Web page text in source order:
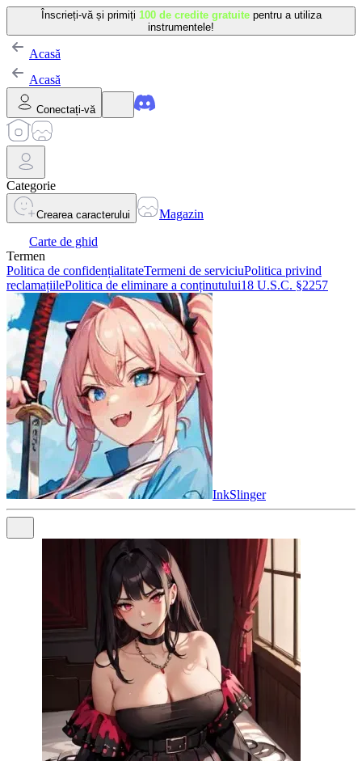
Înscrieți-vă și primiți 100 de credite gratuite pentru a utiliza
instrumentele!
Acasă
Acasă
Conectați-vă
Categorie
Crearea caracterului
Magazin
Carte de ghid
Termen
Politica de confidențialitateTermeni de serviciuPolitica privind
reclamațiilePolitica de eliminare a conținutului18 U.S.C. §2257
InkSlinger